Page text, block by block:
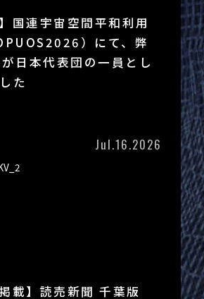
国連宇宙空間平和利用
）にて、弊
日本代表団の一員とし
た
Jul.16.2026
載】読売新聞 千葉版